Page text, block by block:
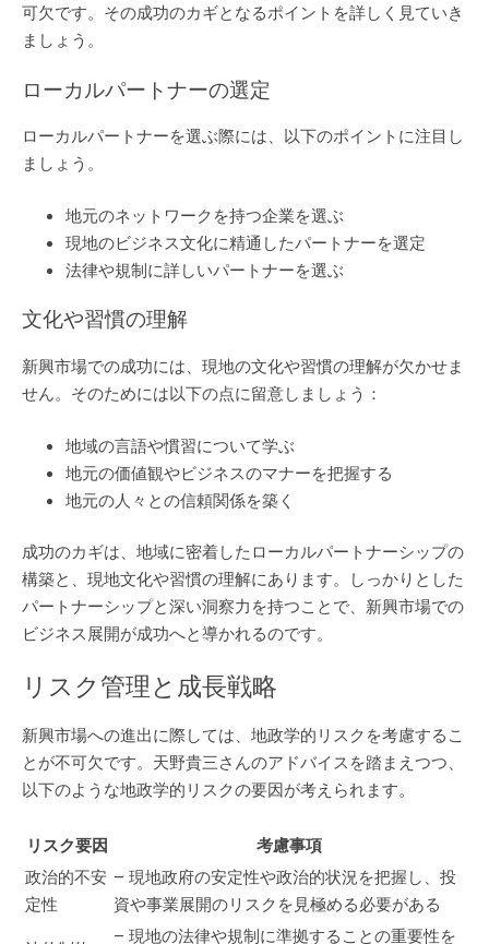
可欠です。その成功のカギとなるポイントを詳しく見ていき
ましょう。
ローカルパートナーの選定
ローカルパートナーを選ぶ際には、以下のポイントに注目し
ましょう。
地元のネットワークを持つ企業を選ぶ
現地のビジネス文化に精通したパートナーを選定
法律や規制に詳しいパートナーを選ぶ
文化や習慣の理解
新興市場での成功には、現地の文化や習慣の理解が欠かせま
せん。そのためには以下の点に留意しましょう：
地域の言語や慣習について学ぶ
地元の価値観やビジネスのマナーを把握する
地元の人々との信頼関係を築く
成功のカギは、地域に密着したローカルパートナーシップの
構築と、現地文化や習慣の理解にあります。しっかりとした
パートナーシップと深い洞察力を持つことで、新興市場での
ビジネス展開が成功へと導かれるのです。
リスク管理と成長戦略
新興市場への進出に際しては、地政学的リスクを考慮するこ
とが不可欠です。天野貴三さんのアドバイスを踏まえつつ、
以下のような地政学的リスクの要因が考えられます。
リスク要因
考慮事項
政治的不安
定性
– 現地政府の安定性や政治的状況を把握し、投
資や事業展開のリスクを見極める必要がある
– 現地の法律や規制に準拠することの重要性を